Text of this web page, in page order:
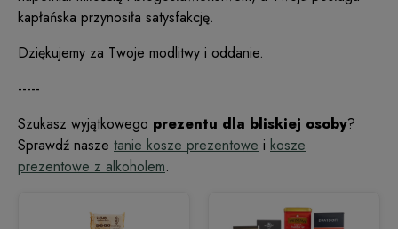
kapłańska przynosiła satysfakcję.
Dziękujemy za Twoje modlitwy i oddanie.
-----
Szukasz wyjątkowego prezentu dla bliskiej osoby?
Sprawdź nasze tanie kosze prezentowe i kosze
prezentowe z alkoholem.